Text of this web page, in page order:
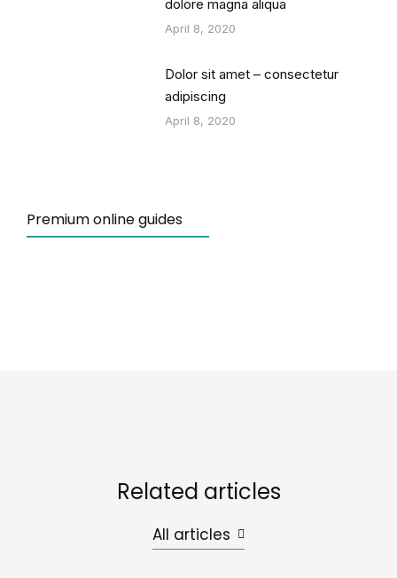
dolore magna aliqua
April 8, 2020
Dolor sit amet – consectetur
adipiscing
April 8, 2020
Premium online guides
Related articles
All articles